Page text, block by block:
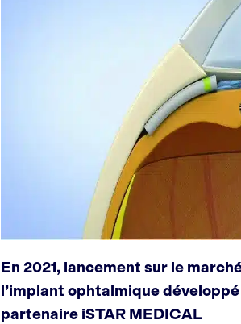
En 2021, lancement sur le
l’implant ophtalmique
partenaire iSTAR MEDICAL